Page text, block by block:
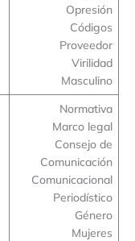
Opresión
Códigos
Proveedor
Virilidad
Masculino
Normativa
Marco legal
Consejo de
Comunicación
Comunicacional
Periodístico
Género
Mujeres